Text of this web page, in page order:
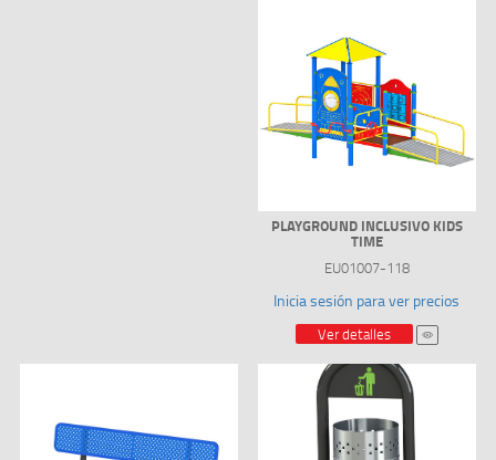
PLAYGROUND INCLUSIVO KIDS
TIME
EU01007-118
Inicia sesión para ver precios
Ver detalles